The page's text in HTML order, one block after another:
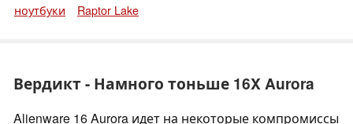
ноутбуки
Raptor Lake
Вердикт - Намного тоньше 16X Aurora
Alienware 16 Aurora идет на некоторые компромиссы